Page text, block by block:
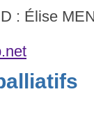
: Élise